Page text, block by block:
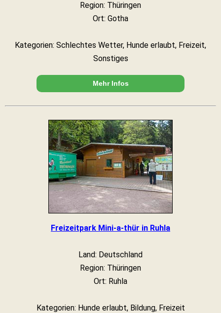
Region: Thüringen
Ort: Gotha
Kategorien: Schlechtes Wetter, Hunde erlaubt, Freizeit,
Sonstiges
Mehr Infos
Freizeitpark Mini-a-thür in Ruhla
Land: Deutschland
Region: Thüringen
Ort: Ruhla
Kategorien: Hunde erlaubt, Bildung, Freizeit